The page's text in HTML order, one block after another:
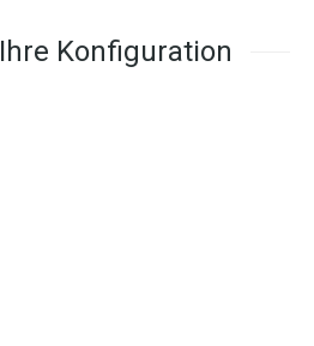
Ihre Konfiguration